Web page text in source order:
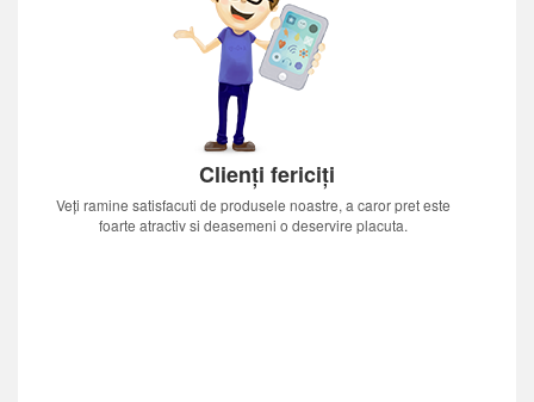
Clienți fericiți
Veți ramine satisfacuti de produsele noastre, a caror pret este
foarte atractiv si deasemeni o deservire placuta.